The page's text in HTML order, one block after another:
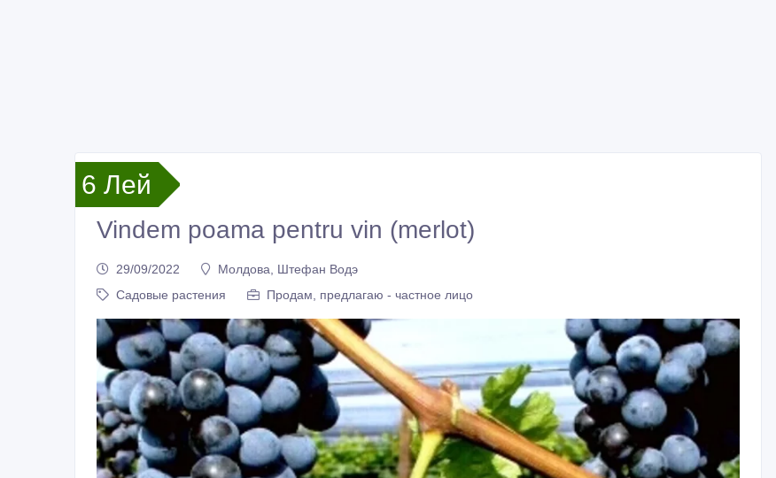
6 Лей
Vindem poama pentru vin (merlot)
29/09/2022
Молдова, Штефан Водэ
Садовые растения
Продам, предлагаю - частное лицо